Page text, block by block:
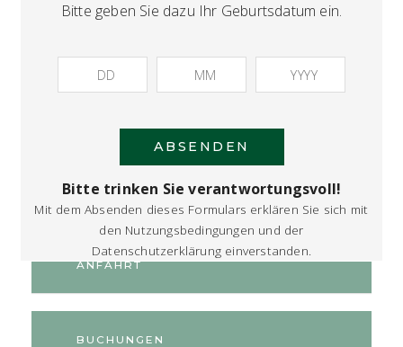
Bitte geben Sie dazu Ihr Geburtsdatum ein.
ABSENDEN
Bitte trinken Sie verantwortungsvoll!
Mit dem Absenden dieses Formulars erklären Sie sich mit
den Nutzungsbedingungen und der
Datenschutzerklärung einverstanden.
ALKOHOLVERBOT
ANFAHRT
BUCHUNGEN